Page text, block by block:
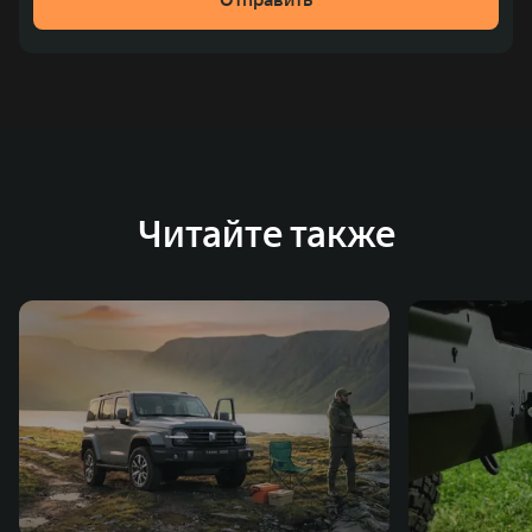
место по объёмам продаж пикапов в Китае. На
зарубежных – в России, Таиланде, Бразилии и Индии, а
Читайте также